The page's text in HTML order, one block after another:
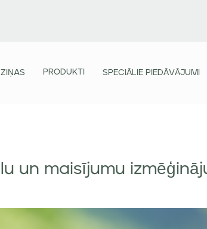
PRODUKTI SPECIĀLIE PIEDĀVĀJUMI
un maisījumu